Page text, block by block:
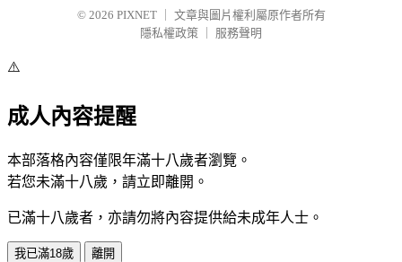
© 2026 PIXNET
文章與圖片權利屬原作者所有
隱私權政策
服務聲明
⚠️
成人內容提醒
本部落格內容僅限年滿十八歲者瀏覽。
若您未滿十八歲，請立即離開。
已滿十八歲者，亦請勿將內容提供給未成年人士。
我已滿18歲 離開